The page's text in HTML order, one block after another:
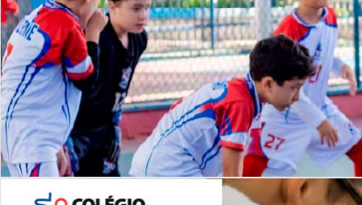
Desafios | Saiba mais
NOSSOCANAL